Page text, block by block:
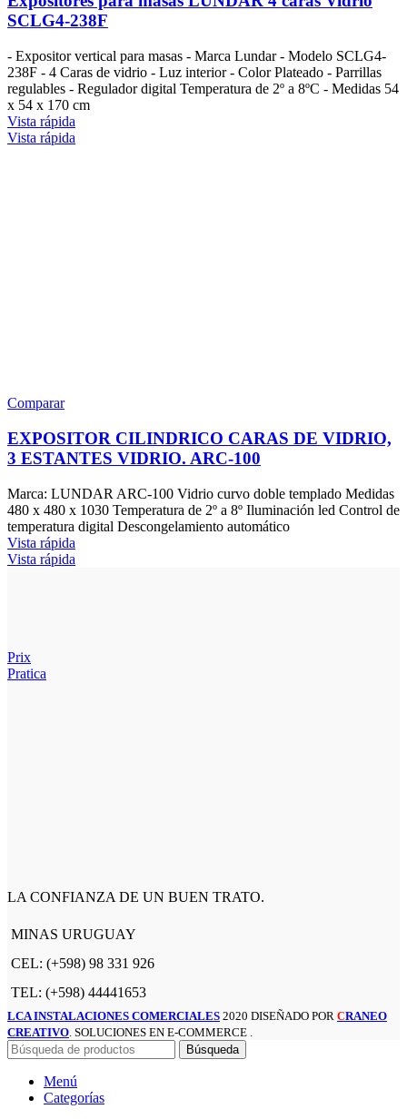
SCLG4-238F
- Expositor vertical para masas - Marca Lundar - Modelo SCLG4-
238F - 4 Caras de vidrio - Luz interior - Color Plateado - Parrillas
regulables - Regulador digital Temperatura de 2º a 8ºC - Medidas 54
x 54 x 170 cm
Vista rápida
Vista rápida
Comparar
EXPOSITOR CILINDRICO CARAS DE VIDRIO,
3 ESTANTES VIDRIO. ARC-100
Marca: LUNDAR ARC-100 Vidrio curvo doble templado Medidas
480 x 480 x 1030 Temperatura de 2º a 8º Iluminación led Control de
temperatura digital Descongelamiento automático
Vista rápida
Vista rápida
Prix
Pratica
LA CONFIANZA DE UN BUEN TRATO.
MINAS URUGUAY
CEL: (+598) 98 331 926
TEL: (+598) 44441653
LCA INSTALACIONES COMERCIALES 2020 DISEÑADO POR CRANEO
CREATIVO . SOLUCIONES EN E-COMMERCE .
Búsqueda
Menú
Categorías